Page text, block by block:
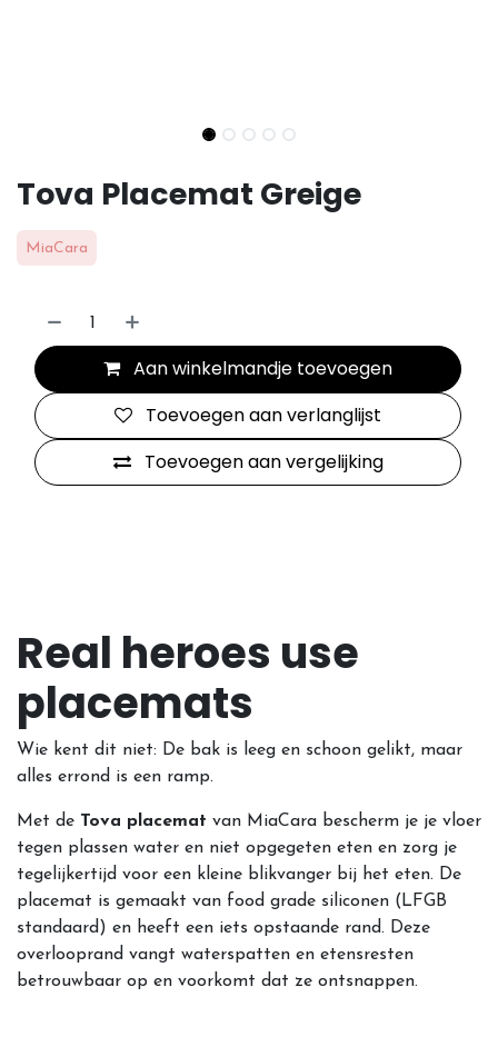
Tova Placemat Greige
MiaCara
Aan winkelmandje toevoegen
Toevoegen aan vergelijking
Toevoegen aan verlanglijst
Real heroes use
placemats
Wie kent dit niet: De bak is leeg en schoon gelikt, maar
alles errond is een ramp.
Met de Tova placemat van MiaCara bescherm je je vloer
tegen plassen water en niet opgegeten eten en zorg je
tegelijkertijd voor een kleine blikvanger bij het eten. De
placemat is gemaakt van food grade siliconen (LFGB
standaard) en heeft een iets opstaande rand. Deze
overlooprand vangt waterspatten en etensresten
betrouwbaar op en voorkomt dat ze ontsnappen.